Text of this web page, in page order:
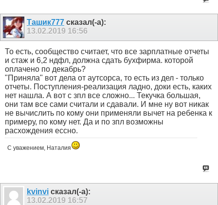
Ташик777 сказал(-а):
13.02.2019 16:56
То есть, сообщество считает, что все зарплатные отчеты
и стаж и 6,2 ндфл, должна сдать бухфирма. которой
оплачено по декабрь?
"Приняла" вот дела от аутсорса, то есть из дел - только
отчеты. Поступления-реализация ладно, доки есть, каких
нет нашла. А вот с зпл все сложно... Текучка большая,
они там все сами считали и сдавали. И мне ну вот никак
не вычислить по кому они применяли вычет на ребенка к
примеру, по кому нет. Да и по зпл возможны
расхождения ессно.
С уважением, Наталия
kvinvi сказал(-а):
13.02.2019 16:57